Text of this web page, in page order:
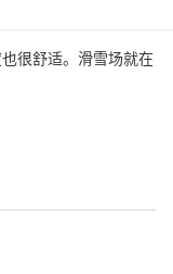
很舒适。滑雪场就在